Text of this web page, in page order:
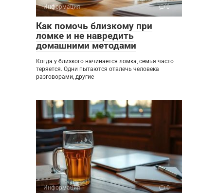
Информация 0
Как помочь близкому при
ломке и не навредить
домашними методами
Когда у близкого начинается ломка, семья часто
теряется. Одни пытаются отвлечь человека
разговорами, другие
Информация 0